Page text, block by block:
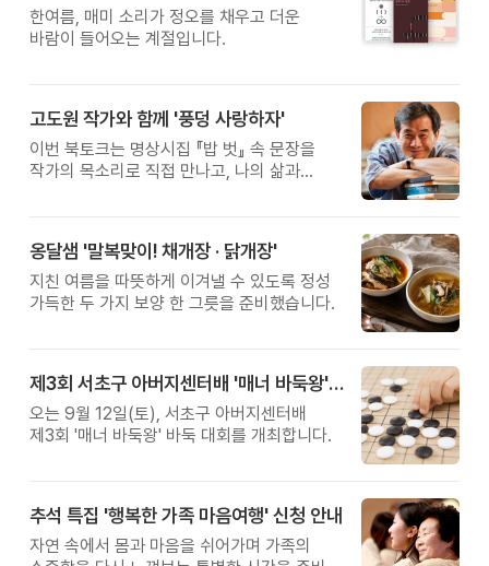
한여름, 매미 소리가 정오를 채우고 더운
바람이 들어오는 계절입니다.
고도원 작가와 함께 '풍덩 사랑하자'
이번 북토크는 명상시집 『밥 벗』 속 문장을
작가의 목소리로 직접 만나고, 나의 삶과
옹달샘 '말복맞이! 채개장 · 닭개장'
지친 여름을 따뜻하게 이겨낼 수 있도록 정성
가득한 두 가지 보양 한 그릇을 준비했습니다.
제3회 서초구 아버지센터배 '매너 바둑왕' 대회
오는 9월 12일(토), 서초구 아버지센터배
제3회 '매너 바둑왕' 바둑 대회를 개최합니다.
추석 특집 '행복한 가족 마음여행' 신청 안내
자연 속에서 몸과 마음을 쉬어가며 가족의